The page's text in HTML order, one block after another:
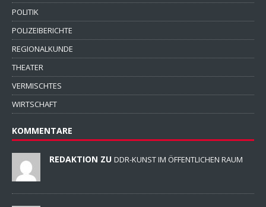
POLITIK
POLIZEIBERICHTE
REGIONALKUNDE
THEATER
VERMISCHTES
WIRTSCHAFT
KOMMENTARE
REDAKTION ZU DDR-KUNST IM ÖFFENTLICHEN RAUM